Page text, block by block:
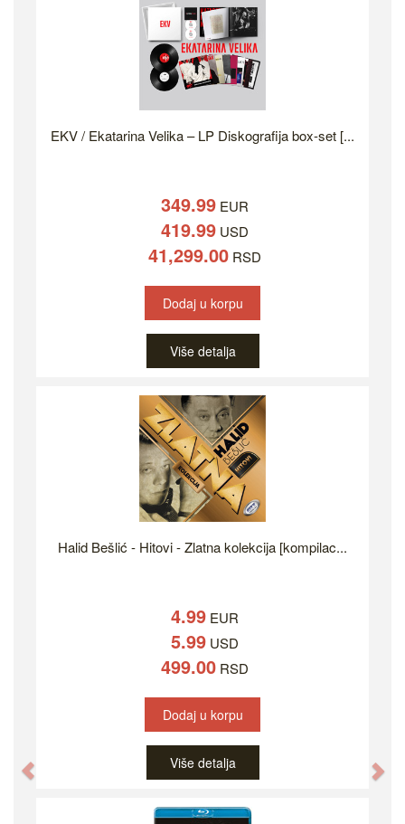
EKV / Ekatarina Velika – LP Diskografija box-set [...
349.99 EUR
419.99 USD
41,299.00 RSD
Dodaj u korpu
Više detalja
Halid Bešlić - Hitovi - Zlatna kolekcija [kompilac...
4.99 EUR
5.99 USD
499.00 RSD
Dodaj u korpu
Više detalja